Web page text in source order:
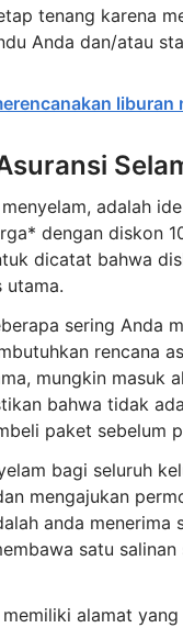
tenang karena
Anda dan/atau
liburan
adalah
dengan diskon
dicatat bahwa
utama.
sering Anda
rencana
mungkin masuk
bahwa tidak
paket sebelum
bagi seluruh
mengajukan
anda
satu
alamat